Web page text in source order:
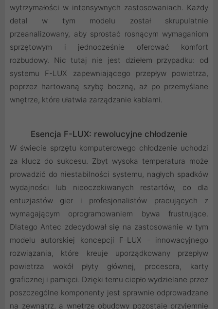
wytrzymałości w intensywnych zastosowaniach. Każdy
detal w tym modelu został skrupulatnie
przeanalizowany, aby sprostać rosnącym wymaganiom
sprzętowym i jednocześnie oferować komfort
rozbudowy. Nic tutaj nie jest dziełem przypadku: od
systemu F-LUX zapewniającego przepływ powietrza,
poprzez hartowaną szybę boczną, aż po przemyślane
wnętrze, które ułatwia zarządzanie kablami.
Esencja F-LUX: rewolucyjne chłodzenie
W świecie sprzętu komputerowego chłodzenie uchodzi
za klucz do sukcesu. Zbyt wysoka temperatura może
prowadzić do niestabilności systemu, nagłych spadków
wydajności lub nieoczekiwanych restartów, co dla
entuzjastów gier i profesjonalistów pracujących z
wymagającym oprogramowaniem bywa frustrujące.
Dlatego Antec zdecydował się na zastosowanie w tym
modelu autorskiej koncepcji F-LUX - innowacyjnego
rozwiązania, które kreuje uporządkowany przepływ
powietrza wokół płyty głównej, procesora, karty
graficznej i pamięci. Dzięki temu ciepło wydzielane przez
poszczególne komponenty jest sprawnie odprowadzane
na zewnątrz, a wnętrze obudowy pozostaje przyjemnie